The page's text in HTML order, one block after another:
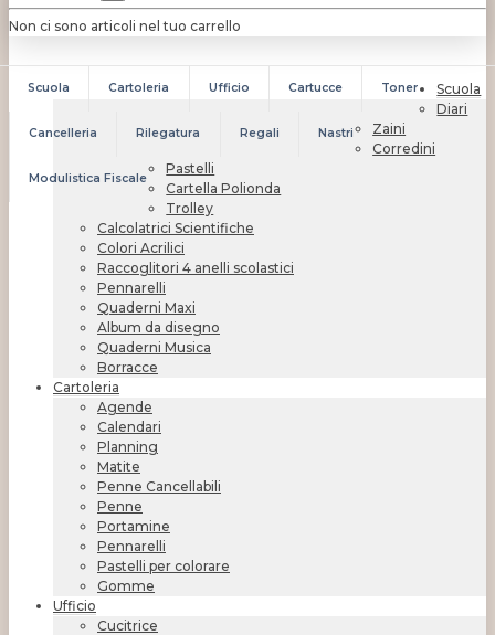
Non ci sono articoli nel tuo carrello
Scuola Cartoleria Ufficio Cartucce Toner
Cancelleria Rilegatura Regali Nastri
Modulistica Fiscale
Scuola
Diari
Zaini
Corredini
Pastelli
Cartella Polionda
Trolley
Calcolatrici Scientifiche
Colori Acrilici
Raccoglitori 4 anelli scolastici
Pennarelli
Quaderni Maxi
Album da disegno
Quaderni Musica
Borracce
Cartoleria
Agende
Calendari
Planning
Matite
Penne Cancellabili
Penne
Portamine
Pennarelli
Pastelli per colorare
Gomme
Ufficio
Cucitrice